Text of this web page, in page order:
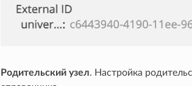
Родительский узел. Настройка